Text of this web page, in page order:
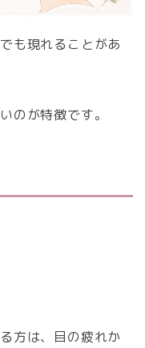
も現れることがあ
のが特徴です。
方は、目の疲れか